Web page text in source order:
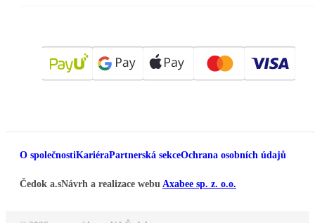
O společnostiKariéraPartnerská sekceOchrana osobních údajů
Čedok a.sNávrh a realizace webu Axabee sp. z. o.o.